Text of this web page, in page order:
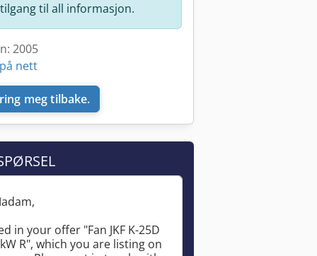
til all informasjon.
2005
nett
meg tilbake.